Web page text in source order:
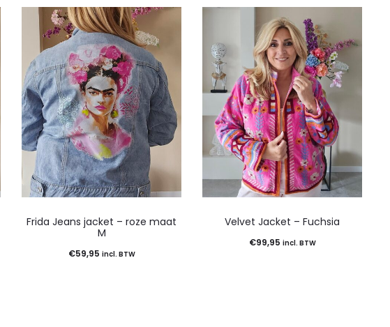
Frida Jeans jacket – roze maat
M
€59,95 incl. BTW
Velvet Jacket – Fuchsia
€99,95 incl. BTW